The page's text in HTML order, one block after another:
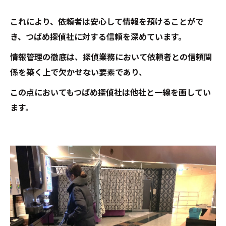
これにより、依頼者は安心して情報を預けることがで
き、つばめ探偵社に対する信頼を深めています。
情報管理の徹底は、探偵業務において依頼者との信頼関
係を築く上で欠かせない要素であり、
この点においてもつばめ探偵社は他社と一線を画してい
ます。